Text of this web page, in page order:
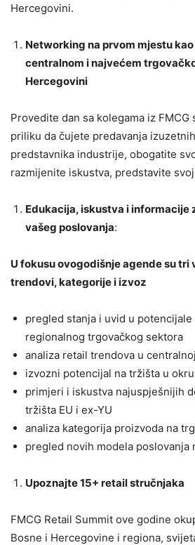
Hercegovini.
Networking na prvom mjestu
centralnom i najvećem
Hercegovini
Provedite dan sa kolegama iz
priliku da čujete predavanja
predstavnika industrije, obogatite
razmijenite iskustva, predstavite
Edukacija, iskustva i informacije
vašeg poslovanja:
U fokusu ovogodišnje agende su tri
trendovi, kategorije i izvoz
pregled stanja i uvid u potencijale
regionalnog trgovačkog sektora
analiza retail trendova u
izvozni potencijal na tržišta u
primjeri i iskustva najuspješnijih
tržišta EU i ex-YU
analiza kategorija proizvoda na
pregled novih modela poslovanja
Upoznajte 15+ retail stručnjaka
FMCG Retail Summit ove godine
Bosne i Hercegovine i regiona,